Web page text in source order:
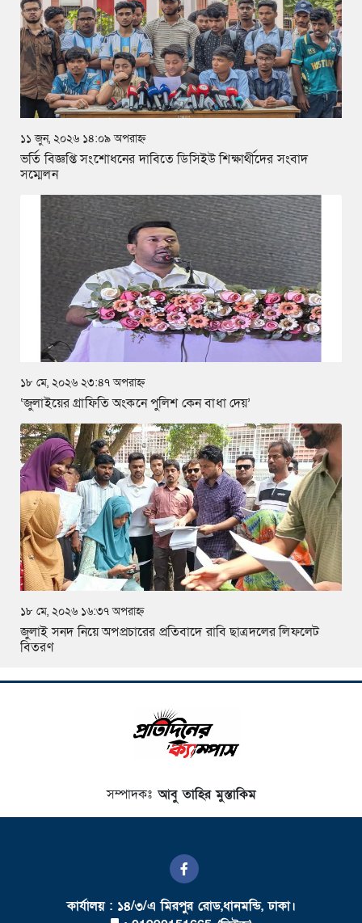
১১ জুন, ২০২৬ ১৪:০৯ অপরাহ্ন
ভর্তি বিজ্ঞপ্তি সংশোধনের দাবিতে ডিসিইউ শিক্ষার্থীদের সংবাদ
সম্মেলন
১৮ মে, ২০২৬ ২৩:৪৭ অপরাহ্ন
‘জুলাইয়ের গ্রাফিতি অংকনে পুলিশ কেন বাধা দেয়’
১৮ মে, ২০২৬ ১৬:৩৭ অপরাহ্ন
জুলাই সনদ নিয়ে অপপ্রচারের প্রতিবাদে রাবি ছাত্রদলের লিফলেট
বিতরণ
সম্পাদকঃআবু তাহির মুস্তাকিম
কার্যালয় : ১৪/৩/এ মিরপুর রোড,ধানমন্ডি, ঢাকা।